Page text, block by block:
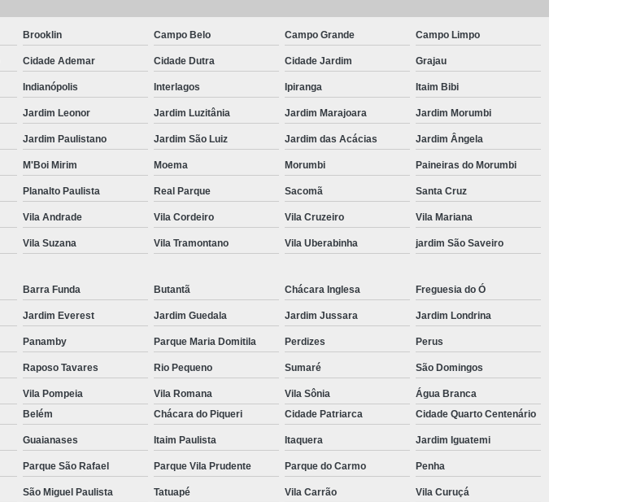
Delivery Frutas Cortadas
Frutas Cortadas em Delivery
Frutas Cortadas em Potes
Frutas Cortadas no Pote
Frutas Cortadas para Empresas
Frutas Cortadas para Entrega
Frutas Cortadas para Entregar
Fruta Processada
Frutas e Hortaliças Processadas
Frutas e Legumes Minimamente Processados
Frutas e Legumes Processados
Frutas e Verduras Processadas e Embaladas
Frutas Minimamente Processadas
Frutas Pre Processadas
Frutas Processadas e Embaladas
Frutas Processadas para Empresas
Frutas Processadas sob Forma de Salada
Empresa de Kit Lanche
Kit Lanche Coffee Break
Kit Lanche Corporativo
Kit Lanche Empresarial
Kit Lanche Individual
Kit Lanche para Empresas
Kit Lanche Pronto
Kit Lanche Saudável Kit Lanches
Frutas Cortadas em Pote
Frutas em Pote
Frutas Fatiadas em Pote Frutas no Pote
Frutas no Pote para Vender
Frutas no Potinho
Frutas Picadas no Pote
Pote de Frutas
Pote de Frutas para Vender
Pote de Salada de Frutas
Salada de Fruta no Pote
Brooklin Campo Belo Campo Grande Campo Limpo
Cidade Ademar Cidade Dutra Cidade Jardim Grajau
Indianópolis Interlagos Ipiranga Itaim Bibi
Jardim Leonor Jardim Luzitânia Jardim Marajoara Jardim Morumbi
Jardim Paulistano Jardim São Luiz Jardim das Acácias Jardim Ângela
M'Boi Mirim Moema Morumbi Paineiras do Morumbi
Planalto Paulista Real Parque Sacomã Santa Cruz
Vila Andrade Vila Cordeiro Vila Cruzeiro Vila Mariana
Vila Suzana Vila Tramontano Vila Uberabinha jardim São Saveiro
Barra Funda Butantã Chácara Inglesa Freguesia do Ó
Jardim Everest Jardim Guedala Jardim Jussara Jardim Londrina
Panamby Parque Maria Domitila Perdizes Perus
Raposo Tavares Rio Pequeno Sumaré São Domingos
Vila Pompeia Vila Romana Vila Sônia
Água Branca
Belém Chácara do Piqueri Cidade Patriarca Cidade Quarto Centenário
Guaianases Itaim Paulista Itaquera Jardim Iguatemi
Parque São Rafael Parque Vila Prudente Parque do Carmo Penha
São Miguel Paulista Tatuapé Vila Carrão Vila Curuçá